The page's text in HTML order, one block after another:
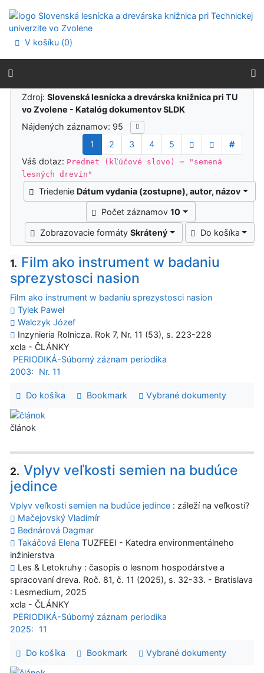
Prejsť na menu
Prehlásenie o webovej prístupnosti
V košíku (0)
Výsledky vyhľadávania
Zdroj:Slovenská lesnícka a drevárska knižnica pri TU
vo Zvolene - Katalóg dokumentov SLDK
Nájdených záznamov: 95
1
2 3 4 5
#
Váš dotaz: Predmet (kľúčové slovo) = "semená
lesných drevín"
Triedenie Dátum vydania (zostupne), autor, názov
Počet záznamov10
Zobrazovacie formátySkrátený Do košíka
1. Film ako instrument w badaniu
sprezystosci nasion
Film ako instrument w badaniu sprezystosci nasion
Tylek Paweł
Walczyk Józef
Inzynieria Rolnicza. Rok 7, Nr. 11 (53), s. 223-228
xcla - ČLÁNKY
PERIODIKÁ-Súborný záznam periodika
2003:
Nr. 11
Do košíka Bookmark Vybrané dokumenty
článok
2. Vplyv veľkosti semien na budúce
jedince
Vplyv veľkosti semien na budúce jedince : záleží na veľkosti?
Mačejovský Vladimír
Bednárová Dagmar
Takáčová Elena TUZFEEI - Katedra environmentálneho
inžinierstva
Les & Letokruhy : časopis o lesnom hospodárstve a
spracovaní dreva. Roč. 81, č. 11 (2025), s. 32-33. - Bratislava
: Lesmedium, 2025
xcla - ČLÁNKY
PERIODIKÁ-Súborný záznam periodika
2025:
11
Do košíka Bookmark Vybrané dokumenty